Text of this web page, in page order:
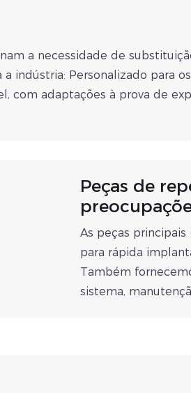
a necessidade de
indústria: Personalizado para os
com adaptações à prova de
Peças de
As peças
para rápida
Também
sistema,